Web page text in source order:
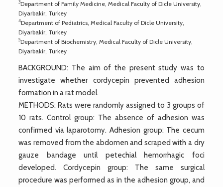
3Department of Family Medicine, Medical Faculty of Dicle University,
Diyarbakir, Turkey
4Department of Pediatrics, Medical Faculty of Dicle University,
Diyarbakir, Turkey
5Department of Biochemistry, Medical Faculty of Dicle University,
Diyarbakir, Turkey
BACKGROUND: The aim of the present study was to
investigate whether cordycepin prevented adhesion
formation in a rat model.
METHODS: Rats were randomly assigned to 3 groups of
10 rats. Control group: The absence of adhesion was
confirmed via laparotomy. Adhesion group: The cecum
was removed from the abdomen and scraped with a dry
gauze bandage until petechial hemorrhagic foci
developed. Cordycepin group: The same surgical
procedure was performed as in the adhesion group, and